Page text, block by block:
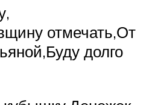
отмечать,От
долго